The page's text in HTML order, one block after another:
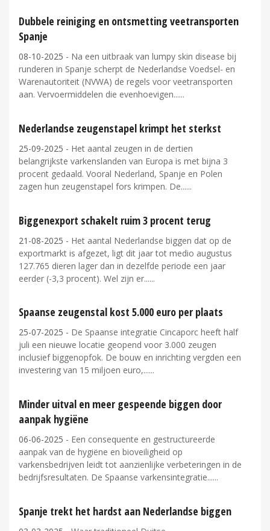
Dubbele reiniging en ontsmetting veetransporten
Spanje
08-10-2025 - Na een uitbraak van lumpy skin disease bij
runderen in Spanje scherpt de Nederlandse Voedsel- en
Warenautoriteit (NVWA) de regels voor veetransporten
aan. Vervoermiddelen die evenhoevigen...
Nederlandse zeugenstapel krimpt het sterkst
25-09-2025 - Het aantal zeugen in de dertien
belangrijkste varkenslanden van Europa is met bijna 3
procent gedaald. Vooral Nederland, Spanje en Polen
zagen hun zeugenstapel fors krimpen. De...
Biggenexport schakelt ruim 3 procent terug
21-08-2025 - Het aantal Nederlandse biggen dat op de
exportmarkt is afgezet, ligt dit jaar tot medio augustus
127.765 dieren lager dan in dezelfde periode een jaar
eerder (-3,3 procent). Wel zijn er...
Spaanse zeugenstal kost 5.000 euro per plaats
25-07-2025 - De Spaanse integratie Cincaporc heeft half
juli een nieuwe locatie geopend voor 3.000 zeugen
inclusief biggenopfok. De bouw en inrichting vergden een
investering van 15 miljoen euro,...
Minder uitval en meer gespeende biggen door
aanpak hygiëne
06-06-2025 - Een consequente en gestructureerde
aanpak van de hygiëne en bioveiligheid op
varkensbedrijven leidt tot aanzienlijke verbeteringen in de
bedrijfsresultaten. De Spaanse varkensintegratie...
Spanje trekt het hardst aan Nederlandse biggen